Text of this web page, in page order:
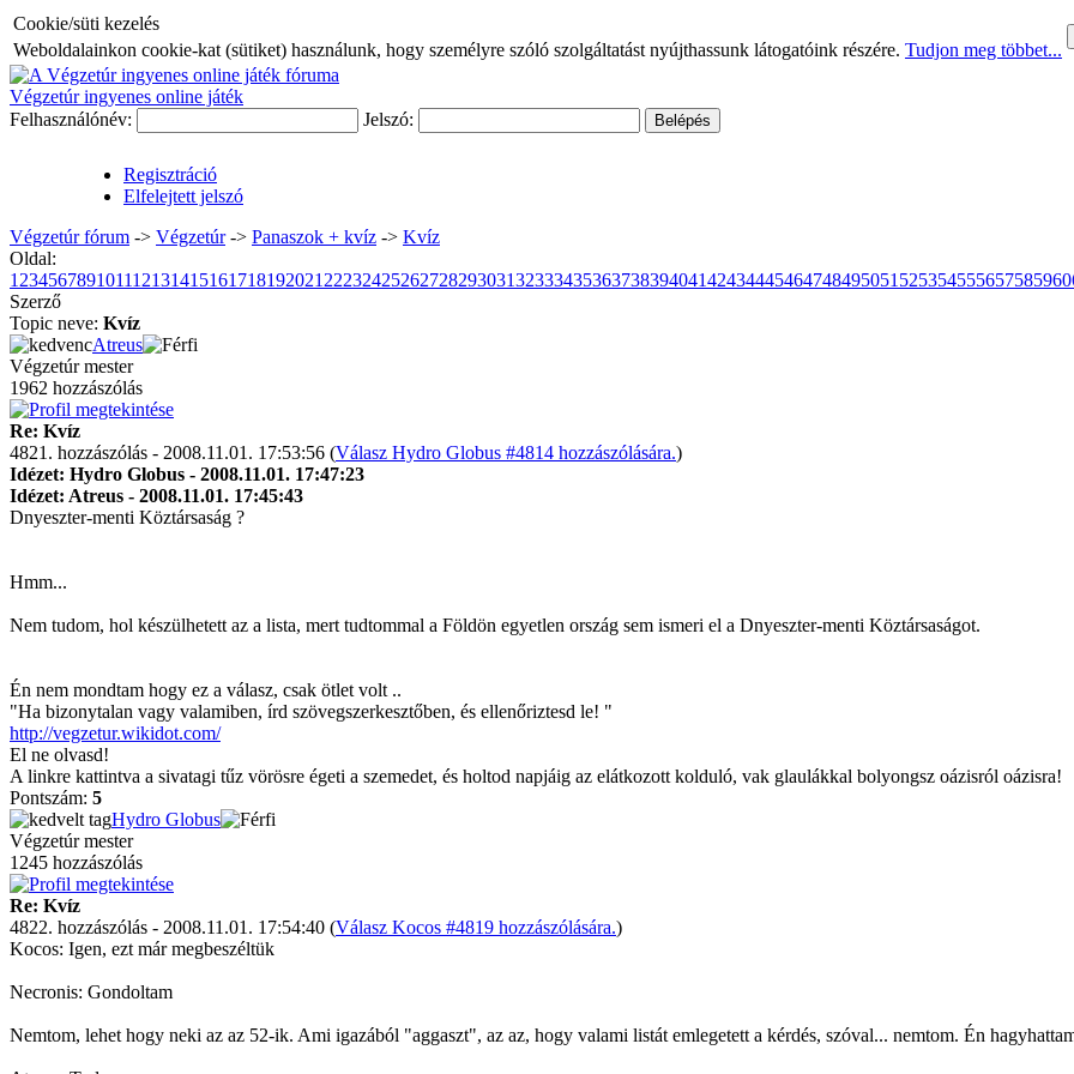
Cookie/süti kezelés
Weboldalainkon cookie-kat (sütiket) használunk, hogy személyre szóló szolgáltatást nyújthassunk látogatóink részére. Tudjon meg többet...
Végzetúr ingyenes online játék
Felhasználónév:
Jelszó:
Regisztráció
Elfelejtett jelszó
Végzetúr fórum -> Végzetúr-> Panaszok + kvíz -> Kvíz
Oldal:
1 23456789101112131415161718192021 222324252627282930313233343536373839404142434445464748495051 525354555657585960
Szerző
Topic neve: Kvíz
Atreus
Végzetúr mester
1962 hozzászólás
Re: Kvíz
4821. hozzászólás - 2008.11.01. 17:53:56 (Válasz Hydro Globus #4814 hozzászólására.)
Idézet: Hydro Globus - 2008.11.01. 17:47:23
Idézet: Atreus - 2008.11.01. 17:45:43
Dnyeszter-menti Köztársaság ?
Hmm...
Nem tudom, hol készülhetett az a lista, mert tudtommal a Földön egyetlen ország sem ismeri el a Dnyeszter-menti Köztársaságot.
Én nem mondtam hogy ez a válasz, csak ötlet volt ..
"Ha bizonytalan vagy valamiben, írd szövegszerkesztőben, és ellenőriztesd le! "
http://vegzetur.wikidot.com/
El ne olvasd!
A linkre kattintva a sivatagi tűz vörösre égeti a szemedet, és holtod napjáig az elátkozott kolduló, vak glaulákkal bolyongsz oázisról oázisra!
Pontszám: 5
Hydro Globus
Végzetúr mester
1245 hozzászólás
Re: Kvíz
4822. hozzászólás - 2008.11.01. 17:54:40 (Válasz Kocos #4819 hozzászólására.)
Kocos: Igen, ezt már megbeszéltük
Necronis: Gondoltam
Nemtom, lehet hogy neki az az 52-ik. Ami igazából "aggaszt", az az, hogy valami listát emlegetett a kérdés, szóval... nemtom. Én